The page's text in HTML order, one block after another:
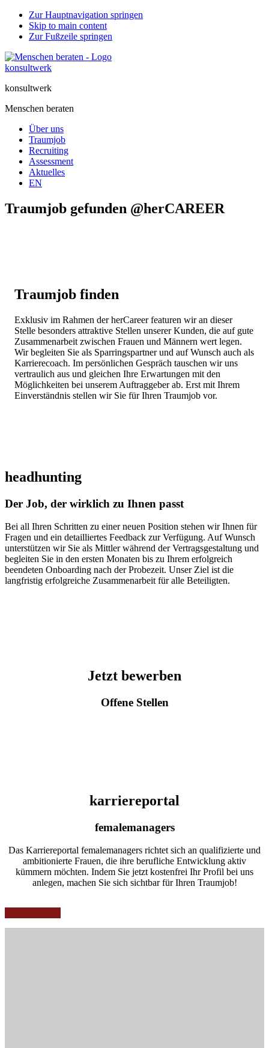
Zur Hauptnavigation springen
Skip to main content
Zur Fußzeile springen
konsultwerk
Menschen beraten
Über uns
Traumjob
Recruiting
Assessment
Aktuelles
EN
Traumjob gefunden @herCAREER
Traumjob finden
Exklusiv im Rahmen der herCareer featuren wir an dieser
Stelle besonders attraktive Stellen unserer Kunden, die auf gute
Zusammenarbeit zwischen Frauen und Männern wert legen.
Wir begleiten Sie als Sparringspartner und auf Wunsch auch als
Karrierecoach. Im persönlichen Gespräch tauschen wir uns
vertraulich aus und gleichen Ihre Erwartungen mit den
Möglichkeiten bei unserem Auftraggeber ab. Erst mit Ihrem
Einverständnis stellen wir Sie für Ihren Traumjob vor.
headhunting
Der Job, der wirklich zu Ihnen passt
Bei all Ihren Schritten zu einer neuen Position stehen wir Ihnen für
Fragen und ein detailliertes Feedback zur Verfügung. Auf Wunsch
unterstützen wir Sie als Mittler während der Vertragsgestaltung und
begleiten Sie in den ersten Monaten bis zu Ihrem erfolgreich
beendeten Onboarding nach der Probezeit. Unser Ziel ist die
langfristig erfolgreiche Zusammenarbeit für alle Beteiligten.
Jetzt bewerben
Offene Stellen
karriereportal
female­managers
Das Karriereportal femalemanagers richtet sich an qualifizierte und
ambitionierte Frauen, die ihre berufliche Entwicklung aktiv
kümmern möchten. Indem Sie jetzt kostenfrei Ihr Profil bei uns
anlegen, machen Sie sich sichtbar für Ihren Traumjob!